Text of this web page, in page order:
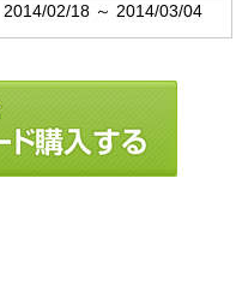
2014/02/18 ～ 2014/03/04